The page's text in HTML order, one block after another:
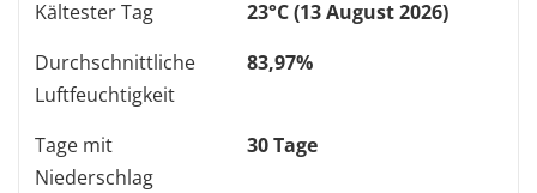
Kältester Tag
23°C (13 August 2026)
Durchschnittliche
Luftfeuchtigkeit
83,97%
Tage mit
Niederschlag
30 Tage